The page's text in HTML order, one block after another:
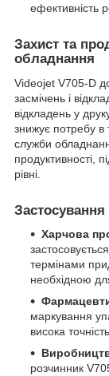
ефективність
Захист та
обладнання
Videojet V705-D
засмічень і
відкладень у
знижує потребу в
служби
продуктивності,
рівні.
Застосування
Харчова
термінами
необхідною
маркування
висока
розчинник